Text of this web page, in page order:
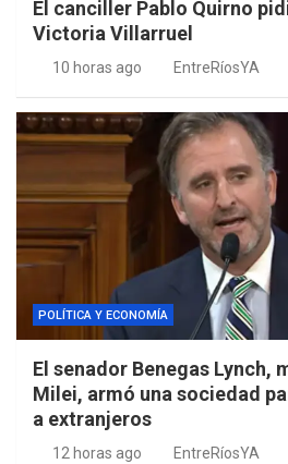
El canciller Pablo Quirno
Victoria Villarruel
10 horas ago EntreRíosYA
POLÍTICA Y ECONOMÍA
El senador Benegas Lynch,
Milei, armó una sociedad
a extranjeros
12 horas ago EntreRíosYA